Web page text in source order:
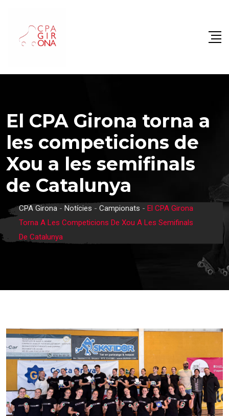
El CPA Girona torna a
les competicions de
Xou a les semifinals
de Catalunya
CPA Girona - Notícies - Campionats - El CPA Girona
Torna A Les Competicions De Xou A Les Semifinals
De Catalunya